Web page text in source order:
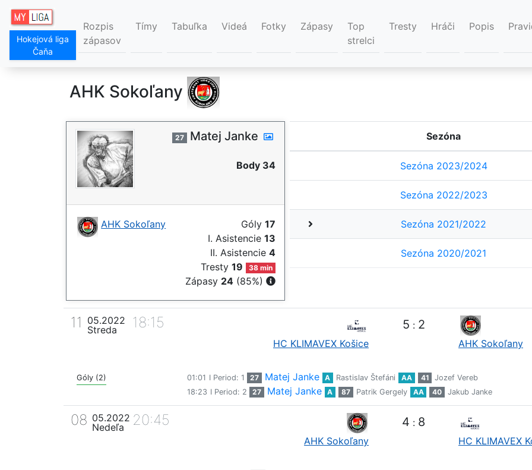
Hokejová liga
Čaňa
Rozpis
zápasov
Tímy Tabuľka Videá Fotky Zápasy
Top
strelci
Tresty Hráči Popis
AHK Sokoľany
27 Matej Janke
Body 34
AHK Sokoľany Góly 17
I. Asistencie 13
II. Asistencie 4
Tresty19 38 min
Zápasy 24 (85%)
Sezóna
Sezóna 2023/2024
Sezóna 2022/2023
Sezóna 2021/2022
Sezóna 2020/2021
11
05.2022
Streda
18:15
HC KLIMAVEX Košice
5 : 2
AHK Sokoľany
Góly (2) 01:01 I Period: 1 27 Matej Janke A Rastislav Štefáni AA 41
Jozef Vereb
18:23 I Period: 2 27 Matej Janke A 87 Patrik Gergely AA 40 Jakub Janke
08 05.2022
Nedeľa
20:45
AHK Sokoľany
4 : 8
HC KLIMAVEX